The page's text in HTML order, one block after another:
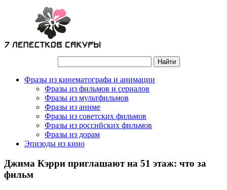
Фразы из кинематографа и анимации
Фразы из фильмов и сериалов
Фразы из мультфильмов
Фразы из аниме
Фразы из советских фильмов
Фразы из российских фильмов
Фразы из дорам
Эпизоды из кино
Джима Кэрри приглашают на 51 этаж: что за
фильм